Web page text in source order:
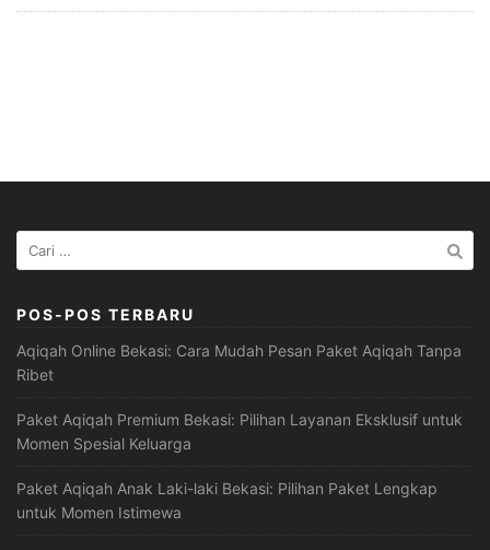
Cari
untuk:
POS-POS TERBARU
Aqiqah Online Bekasi: Cara Mudah Pesan Paket Aqiqah Tanpa
Ribet
Paket Aqiqah Premium Bekasi: Pilihan Layanan Eksklusif untuk
Momen Spesial Keluarga
Paket Aqiqah Anak Laki-laki Bekasi: Pilihan Paket Lengkap
untuk Momen Istimewa